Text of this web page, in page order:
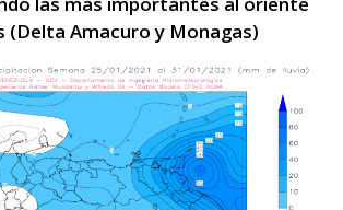
(Delta Amacuro y Monagas)